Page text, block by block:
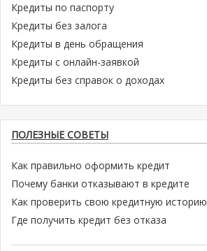
Кредиты по паспорту
Кредиты без залога
Кредиты в день обращения
Кредиты с онлайн-заявкой
Кредиты без справок о доходах
ПОЛЕЗНЫЕ СОВЕТЫ
Как правильно оформить кредит
Почему банки отказывают в кредите
Как проверить свою кредитную историю
Где получить кредит без отказа